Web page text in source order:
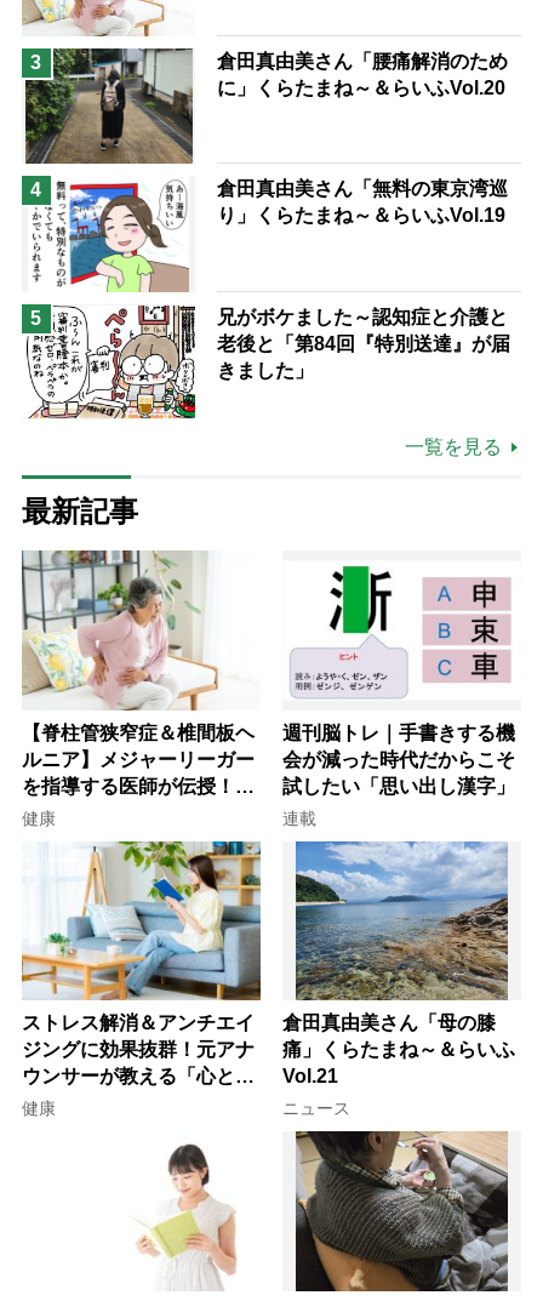
3
倉田真由美さん「腰痛解消のため
に」くらたまね～＆らいふVol.20
4
倉田真由美さん「無料の東京湾巡
り」くらたまね～＆らいふVol.19
5
兄がボケました～認知症と介護と
老後と「第84回『特別送達』が届
きました」
一覧を見る
最新記事
【脊柱管狭窄症＆椎間板ヘ
ルニア】メジャーリーガー
を指導する医師が伝授！腰
痛を自力で治す運動療法4
健康
週刊脳トレ｜手書きする機
会が減った時代だからこそ
試したい「思い出し漢字」
連載
ストレス解消＆アンチエイ
ジングに効果抜群！元アナ
ウンサーが教える「心と体
を元気にする音読の習慣」
健康
倉田真由美さん「母の膝
痛」くらたまね～＆らいふ
Vol.21
ニュース